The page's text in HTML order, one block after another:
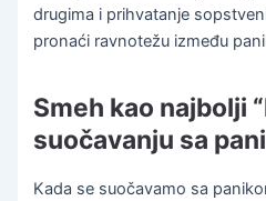
drugima i prihvatanje
pronaći ravnotežu između
Smeh kao najbolji
suočavanju sa
Kada se suočavamo sa